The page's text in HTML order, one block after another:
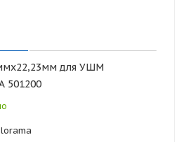
для УШМ
501200